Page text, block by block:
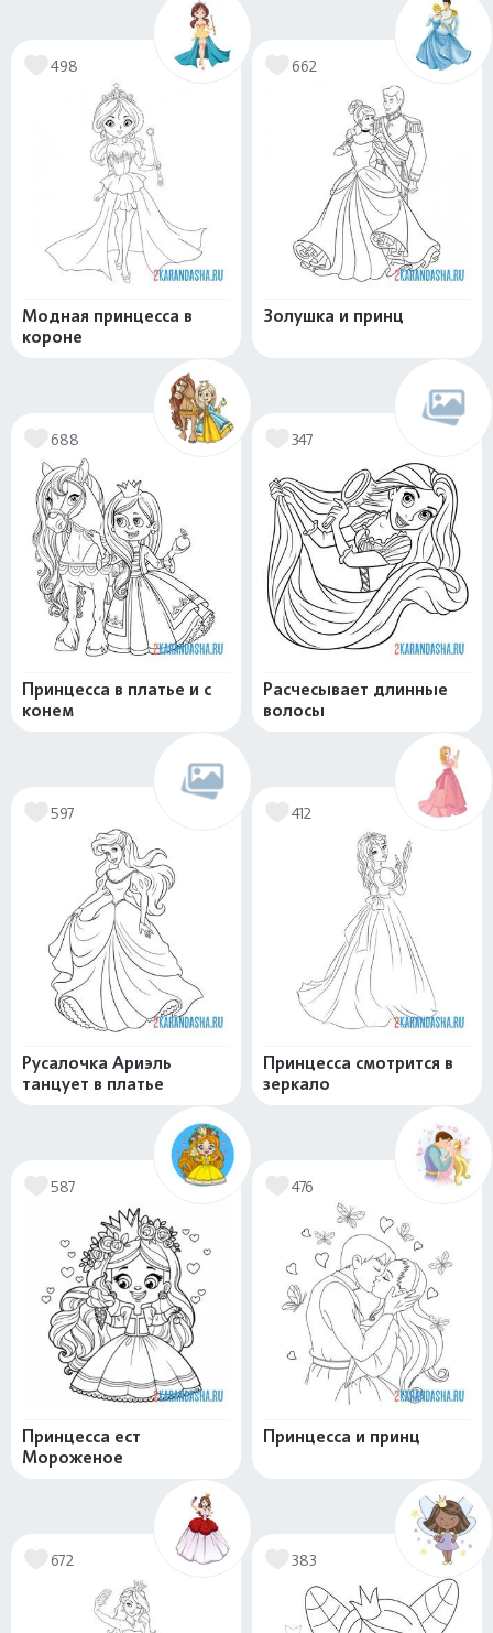
498
Модная принцесса в
короне
662
Золушка и принц
688
Принцесса в платье и с
конем
347
Расчесывает длинные
волосы
597
Русалочка Ариэль
танцует в платье
412
Принцесса смотрится в
зеркало
587
Принцесса ест
Мороженое
476
Принцесса и принц
672 383